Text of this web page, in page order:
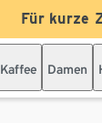
Für kurze
Kaffee Damen